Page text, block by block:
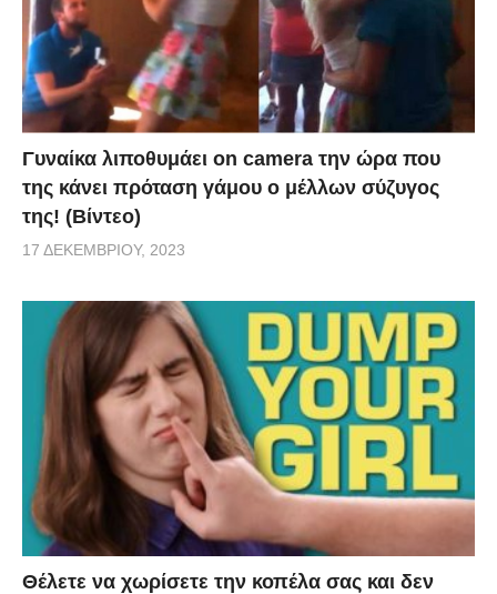
Γυναίκα λιποθυμάει on camera την ώρα που
της κάνει πρόταση γάμου ο μέλλων σύζυγος
της! (Βίντεο)
17 ΔΕΚΕΜΒΡΊΟΥ, 2023
Θέλετε να χωρίσετε την κοπέλα σας και δεν